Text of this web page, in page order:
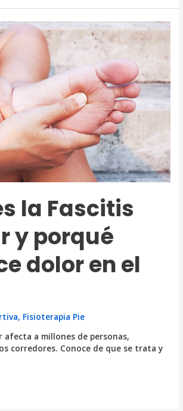
la Fascitis
y porqué
dolor en el
, Fisioterapia Pie
a millones de personas,
corredores. Conoce de que se trata y